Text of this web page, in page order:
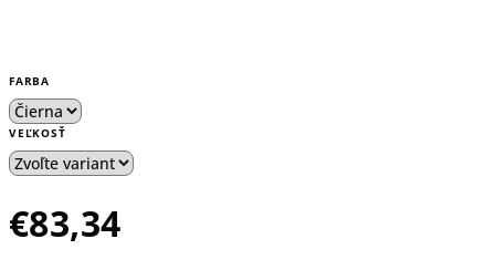
FARBA
VEĽKOSŤ
€83,34